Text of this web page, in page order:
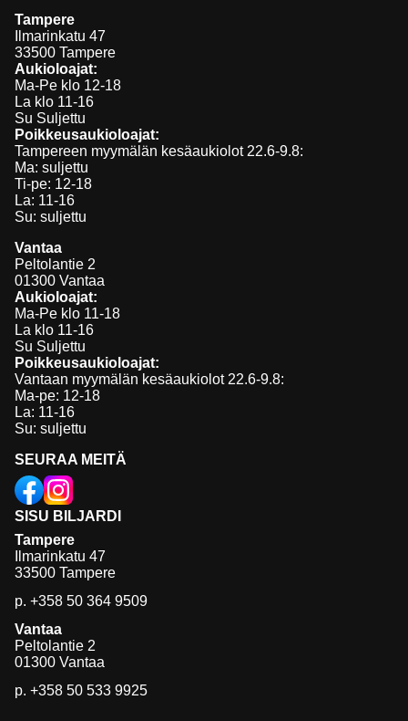
SISU BILJARDI
Tampere
Ilmarinkatu 47
33500 Tampere
p. +358 50 364 9509
Vantaa
Peltolantie 2
01300 Vantaa
p. +358 50 533 9925
SEURAA MEITÄ
Tampere
Ilmarinkatu 47
33500 Tampere
Aukioloajat:
Ma-Pe klo 12-18
La klo 11-16
Su Suljettu
Poikkeusaukioloajat:
Tampereen myymälän kesäaukiolot 22.6-9.8:
Ma: suljettu
Ti-pe: 12-18
La: 11-16
Su: suljettu
Vantaa
Peltolantie 2
01300 Vantaa
Aukioloajat:
Ma-Pe klo 11-18
La klo 11-16
Su Suljettu
Poikkeusaukioloajat:
Vantaan myymälän kesäaukiolot 22.6-9.8:
Ma-pe: 12-18
La: 11-16
Su: suljettu